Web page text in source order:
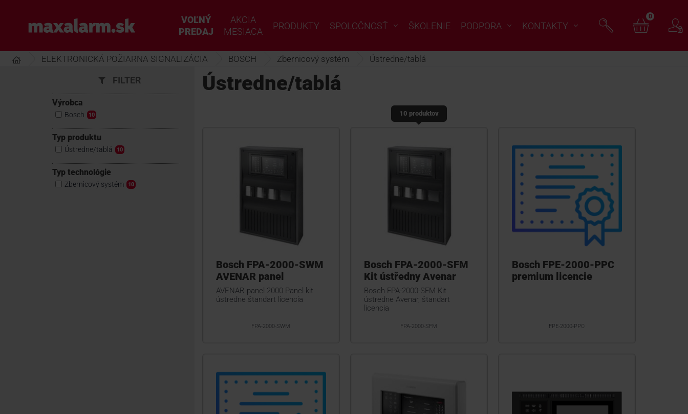
hlavnému
www.maxalarm.sk
VOĽNÝ
PREDAJ
AKCIA
MESIACA
PRODUKTY SPOLOČNOSŤ ŠKOLENIE PODPORA KONTAKTY
0
ELEKTRONICKÁ POŽIARNA SIGNALIZÁCIA BOSCH Zbernicový systém Ústredne/tablá
FILTER
Výrobca
Bosch 10
Typ produktu
Ústredne/tablá 10
Typ technológie
Zbernicový systém 10
Ústredne/tablá
10 produktov
Bosch FPA-2000-SWM
AVENAR panel
AVENAR panel 2000 Panel kit
ústredne štandart licencia
FPA-2000-SWM
Bosch FPA-2000-SFM
Kit ústředny Avenar
Bosch FPA-2000-SFM Kit
ústredne Avenar, štandart
licencia
FPA-2000-SFM
Bosch FPE-2000-PPC
premium licencie
FPE-2000-PPC